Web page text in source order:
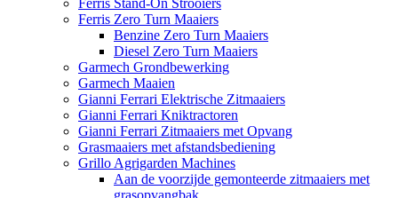
Ferris Zero Turn Maaiers
Benzine Zero Turn Maaiers
Diesel Zero Turn Maaiers
Garmech Grondbewerking
Garmech Maaien
Gianni Ferrari Elektrische Zitmaaiers
Gianni Ferrari Kniktractoren
Gianni Ferrari Zitmaaiers met Opvang
Grasmaaiers met afstandsbediening
Grillo Agrigarden Machines
Aan de voorzijde gemonteerde zitmaaiers met
grasopvangbak